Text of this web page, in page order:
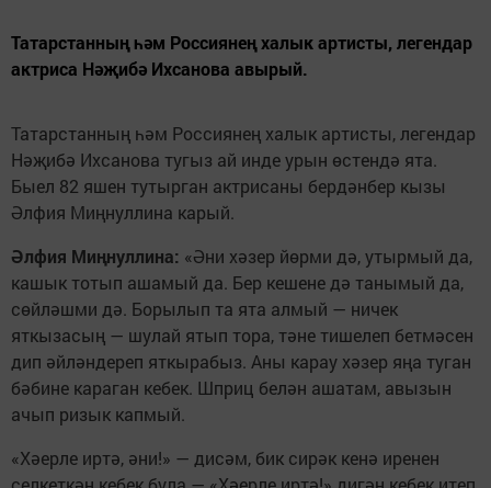
Татарстанның һәм Россиянең халык артисты, легендар
актриса Нәҗибә Ихсанова авырый.
Татарстанның һәм Россиянең халык артисты, легендар
Нәҗибә Ихсанова тугыз ай инде урын өстендә ята.
Быел 82 яшен тутырган актрисаны бердәнбер кызы
Әлфия Миңнуллина карый.
Әлфия Миңнуллина: «Әни хәзер йөрми дә, утырмый да,
кашык тотып ашамый да. Бер кешене дә танымый да,
сөйләшми дә. Борылып та ята алмый — ничек
яткызасың — шулай ятып тора, тәне тишелеп бетмәсен
дип әйләндереп яткырабыз. Аны карау хәзер яңа туган
бәбине караган кебек. Шприц белән ашатам, авызын
ачып ризык капмый.
«Хәерле иртә, әни!» — дисәм, бик сирәк кенә иренен